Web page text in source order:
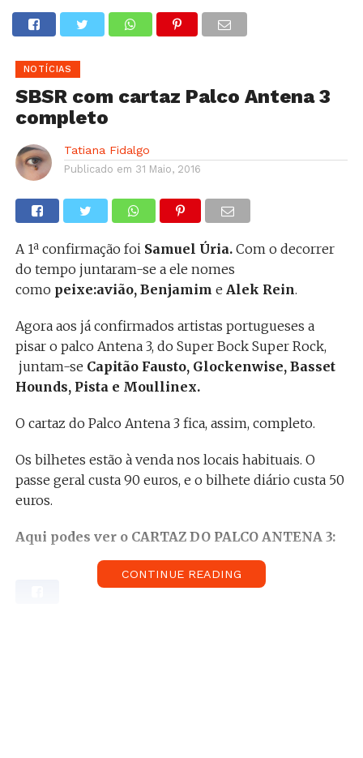
NOTÍCIAS
SBSR com cartaz Palco Antena 3
completo
Tatiana Fidalgo
Publicado em 31 Maio, 2016
A 1ª confirmação foi Samuel Úria. Com o decorrer
do tempo juntaram-se a ele nomes
como peixe:avião, Benjamim e Alek Rein.
Agora aos já confirmados artistas portugueses a
pisar o palco Antena 3, do Super Bock Super Rock,
juntam-se Capitão Fausto, Glockenwise, Basset
Hounds, Pista e Moullinex.
O cartaz do Palco Antena 3 fica, assim, completo.
Os bilhetes estão à venda nos locais habituais. O
passe geral custa 90 euros, e o bilhete diário custa 50
euros.
Aqui podes ver o CARTAZ DO PALCO ANTENA 3:
CONTINUE READING